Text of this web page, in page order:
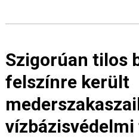
Szigorúan tilos
felszínre került